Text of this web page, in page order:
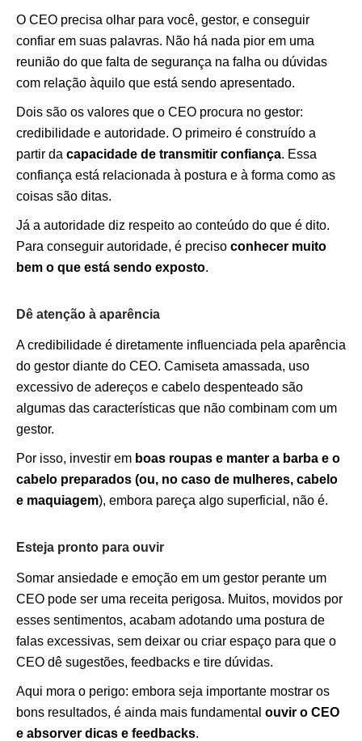
O CEO precisa olhar para você, gestor, e conseguir
confiar em suas palavras. Não há nada pior em uma
reunião do que falta de segurança na falha ou dúvidas
com relação àquilo que está sendo apresentado.
Dois são os valores que o CEO procura no gestor:
credibilidade e autoridade. O primeiro é construído a
partir da capacidade de transmitir confiança. Essa
confiança está relacionada à postura e à forma como as
coisas são ditas.
Já a autoridade diz respeito ao conteúdo do que é dito.
Para conseguir autoridade, é preciso conhecer muito
bem o que está sendo exposto.
Dê atenção à aparência
A credibilidade é diretamente influenciada pela aparência
do gestor diante do CEO. Camiseta amassada, uso
excessivo de adereços e cabelo despenteado são
algumas das características que não combinam com um
gestor.
Por isso, investir em boas roupas e manter a barba e o
cabelo preparados (ou, no caso de mulheres, cabelo
e maquiagem), embora pareça algo superficial, não é.
Esteja pronto para ouvir
Somar ansiedade e emoção em um gestor perante um
CEO pode ser uma receita perigosa. Muitos, movidos por
esses sentimentos, acabam adotando uma postura de
falas excessivas, sem deixar ou criar espaço para que o
CEO dê sugestões, feedbacks e tire dúvidas.
Aqui mora o perigo: embora seja importante mostrar os
bons resultados, é ainda mais fundamental ouvir o CEO
e absorver dicas e feedbacks.